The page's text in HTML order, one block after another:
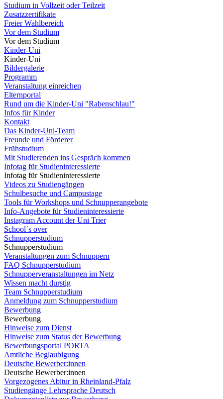
Studium in Vollzeit oder Teilzeit
Zusatzzertifikate
Freier Wahlbereich
Vor dem Studium
Vor dem Studium
Kinder-Uni
Kinder-Uni
Bildergalerie
Programm
Veranstaltung einreichen
Elternportal
Rund um die Kinder-Uni "Rabenschlau!"
Infos für Kinder
Kontakt
Das Kinder-Uni-Team
Freunde und Förderer
Frühstudium
Mit Studierenden ins Gespräch kommen
Infotag für Studieninteressierte
Infotag für Studieninteressierte
Videos zu Studiengängen
Schulbesuche und Campustage
Tools für Workshops und Schnupperangebote
Info-Angebote für Studieninteressierte
Instagram Account der Uni Trier
School´s over
Schnupperstudium
Schnupperstudium
Veranstaltungen zum Schnuppern
FAQ Schnupperstudium
Schnupperveranstaltungen im Netz
Wissen macht durstig
Team Schnupperstudium
Anmeldung zum Schnupperstudium
Bewerbung
Bewerbung
Hinweise zum Dienst
Hinweise zum Status der Bewerbung
Bewerbungsportal PORTA
Amtliche Beglaubigung
Deutsche Bewerber:innen
Deutsche Bewerber:innen
Vorgezogenes Abitur in Rheinland-Pfalz
Studiengänge Lehrsprache Deutsch